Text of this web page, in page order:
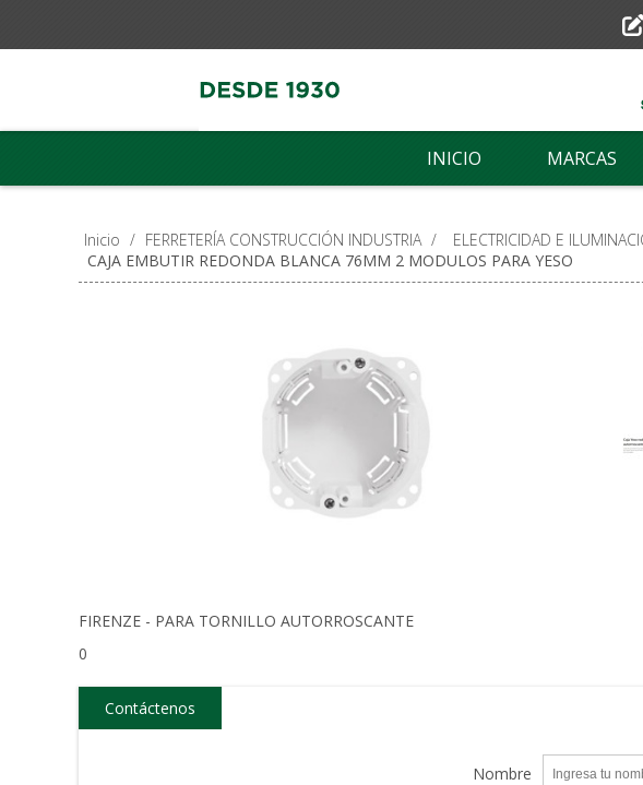
INICIO MARCAS
Inicio / FERRETERÍA CONSTRUCCIÓN INDUSTRIA / ELECTRICIDAD E
CAJA EMBUTIR REDONDA BLANCA 76MM 2 MODULOS PARA YESO
FIRENZE - PARA TORNILLO AUTORROSCANTE
0
Contáctenos
Nombre